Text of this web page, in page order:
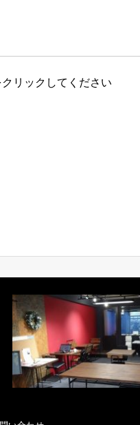
リックしてください